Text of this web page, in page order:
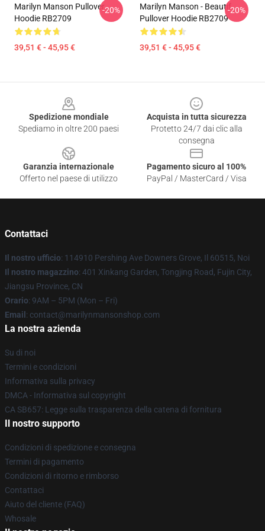
Marilyn Manson Pullover
Hoodie RB2709
39,51 € - 45,95 €
-20%
Marilyn Manson - Beautif
Pullover Hoodie RB2709
39,51 € - 45,95 €
-20%
Spedizione mondiale
Spediamo in oltre 200 paesi
Acquista in tutta sicurezza
Protetto 24/7 dai clic alla
consegna
Garanzia internazionale
Offerto nel paese di utilizzo
Pagamento sicuro al 100%
PayPal / MasterCard / Visa
Contattaci
Il nostro ufficio: 114910 Pershing Ave Downers Grove, Il 60515, Noi
Il nostro magazzino: 401 Xinkang Garden, Tongjing Road, Fujin City,
Jiangsu Province, CN
Orario: 9AM – 5PM (Mon – Fri)
Email : contact@marilynmansonshop.com
La nostra azienda
Su di noi
Termini e condizioni
Informativa sulla privacy
DMCA - Informativa sul copyright
CA SB657: Legge sulla trasparenza della catena di fornitura
Il nostro supporto
Condizioni di spedizione e consegna
Termini di pagamento
Condizioni di ritorno e rimborso
Contattaci
Aiuto del cliente (FAQ)
Whosale